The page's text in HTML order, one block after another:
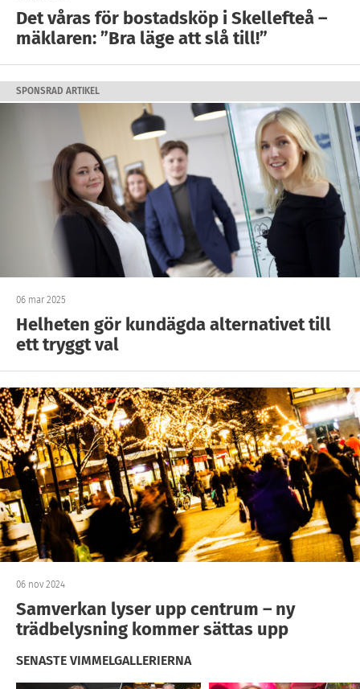
Det våras för bostadsköp i Skellefteå –
mäklaren: ”Bra läge att slå till!”
SPONSRAD ARTIKEL
06 mar 2025
Helheten gör kundägda alternativet till
ett tryggt val
06 nov 2024
Samverkan lyser upp centrum – ny
trädbelysning kommer sättas upp
SENASTE VIMMELGALLERIERNA